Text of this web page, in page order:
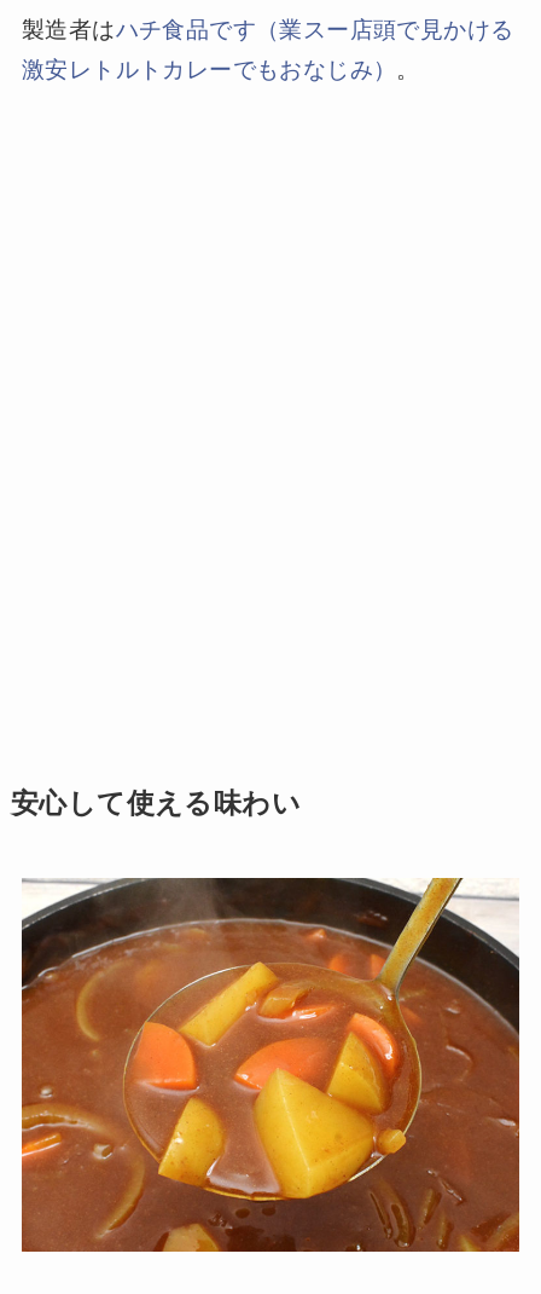
製造者はハチ食品です（業スー店頭で見かける
激安レトルトカレーでもおなじみ） 。
安心して使える味わい